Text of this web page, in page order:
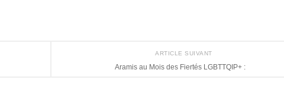
ARTICLE SUIVANT
Aramis au Mois des Fiertés LGBTTQIP+ :